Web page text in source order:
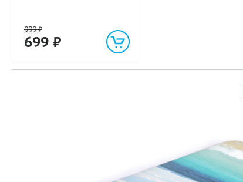
999₽
699 ₽